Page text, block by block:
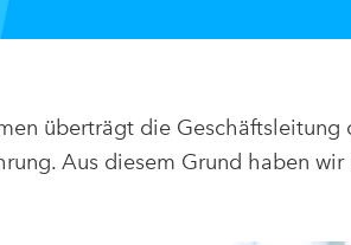
überträgt die Geschäftsleitung
Aus diesem Grund haben wir